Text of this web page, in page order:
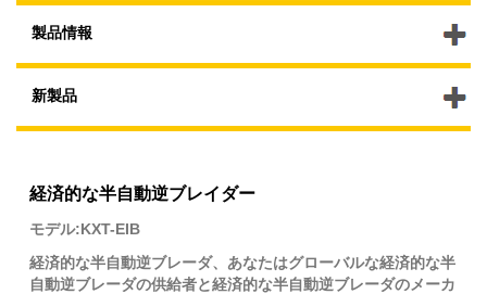
製品情報
新製品
経済的な半自動逆ブレイダー
モデル:KXT-EIB
経済的な半自動逆ブレーダ、あなたはグローバルな経済的な半
自動逆ブレーダの供給者と経済的な半自動逆ブレーダのメーカ